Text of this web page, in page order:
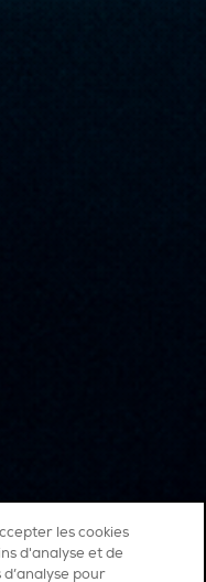
les cookies
d'analyse et de
pour